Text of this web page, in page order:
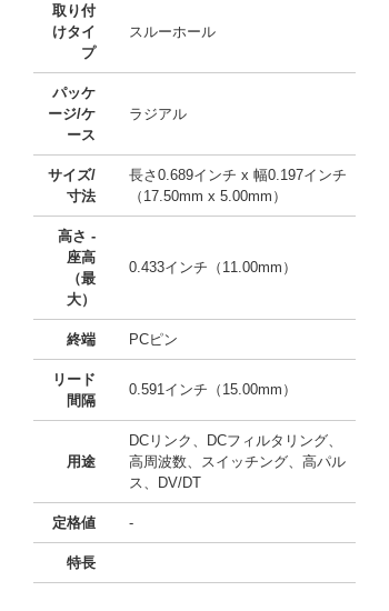
取り付
けタイ
プ
スルーホール
パッケ
ージ/ケ
ース
ラジアル
サイズ/
寸法
長さ0.689インチ x 幅0.197インチ
（17.50mm x 5.00mm）
高さ -
座高
（最
大）
0.433インチ（11.00mm）
終端 PCピン
リード
間隔
0.591インチ（15.00mm）
用途
DCリンク、DCフィルタリング、
高周波数、スイッチング、高パル
ス、DV/DT
定格値 -
特長